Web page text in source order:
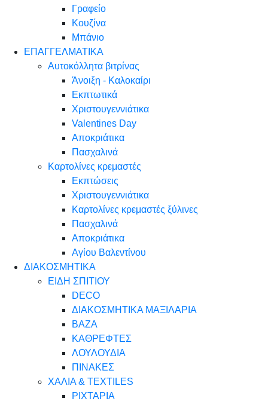
Γραφείο
Κουζίνα
Μπάνιο
ΕΠΑΓΓΕΛΜΑΤΙΚΑ
Αυτοκόλλητα βιτρίνας
Άνοιξη - Καλοκαίρι
Εκπτωτικά
Χριστουγεννιάτικα
Valentines Day
Αποκριάτικα
Πασχαλινά
Καρτολίνες κρεμαστές
Εκπτώσεις
Χριστουγεννιάτικα
Καρτολίνες κρεμαστές ξύλινες
Πασχαλινά
Αποκριάτικα
Αγίου Βαλεντίνου
ΔΙΑΚΟΣΜΗΤΙΚΑ
ΕΙΔΗ ΣΠΙΤΙΟΥ
DECO
ΔΙΑΚΟΣΜΗΤΙΚΑ ΜΑΞΙΛΑΡΙΑ
ΒΑΖΑ
ΚΑΘΡΕΦΤΕΣ
ΛΟΥΛΟΥΔΙΑ
ΠΙΝΑΚΕΣ
ΧΑΛΙΑ & TEXTILES
ΡΙΧΤΑΡΙΑ